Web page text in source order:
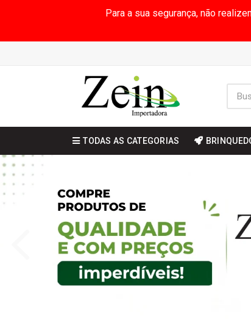
Para a sua segurança, não
TODAS AS CATEGORIAS